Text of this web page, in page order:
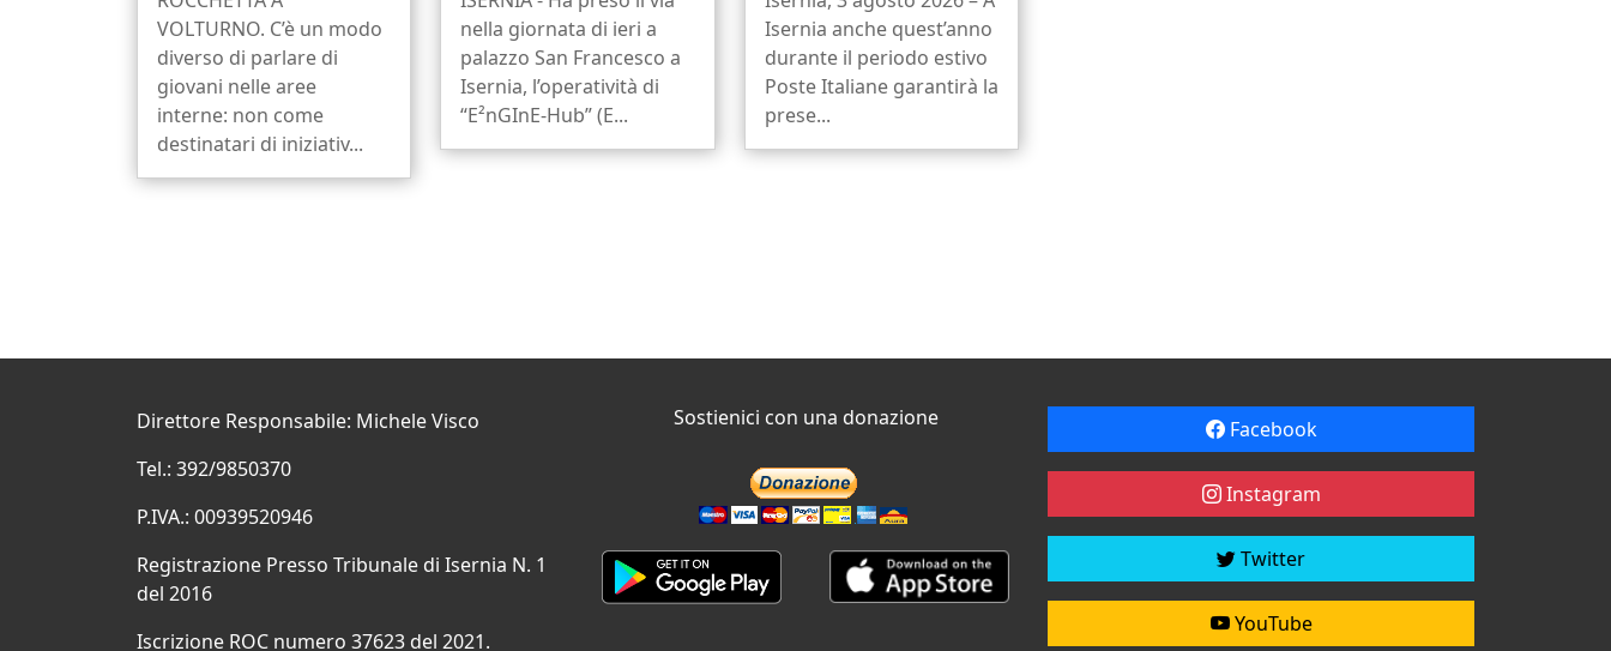
VOLTURNO. C’è un modo
diverso di parlare di
giovani nelle aree
interne: non come
destinatari di iniziativ...
nella giornata di ieri a
palazzo San Francesco a
Isernia, l’operatività di
“E²nGInE-Hub” (E...
Isernia anche quest’anno
durante il periodo estivo
Poste Italiane garantirà la
prese...
Direttore Responsabile: Michele Visco
Tel.: 392/9850370
P.IVA.: 00939520946
Registrazione Presso Tribunale di Isernia N. 1
del 2016
Iscrizione ROC numero 37623 del 2021.
Sostienici con una donazione Facebook
Instagram
Twitter
YouTube